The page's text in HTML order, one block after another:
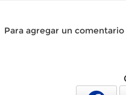
Para agregar un comentario